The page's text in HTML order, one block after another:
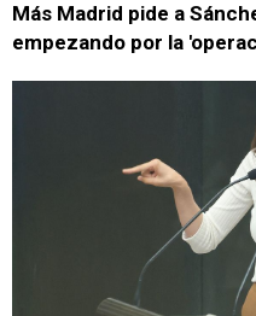
Más Madrid pide a
empezando por la